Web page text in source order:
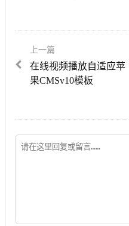
上一篇
在线视频播放自适应苹
果CMSv10模板